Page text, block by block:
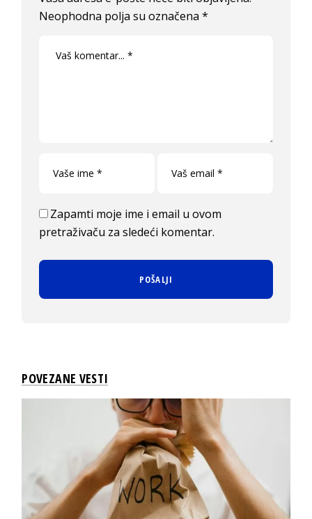
Neophodna polja su označena*
Zapamti moje ime i email u ovom
pretraživaču za sledeći komentar.
POVEZANE VESTI